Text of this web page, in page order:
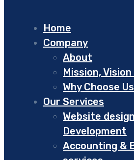
Home
Company
About
Mission,
Why Choose Us
Our Services
Website
Development
Accounting &